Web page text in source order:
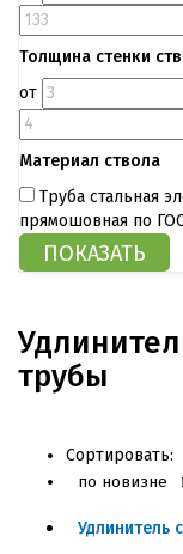
Толщина стенки
от
Материал ствола
Труба стальная
прямошовная по
трубы
Сортировать:
по новизне
Удлинитель